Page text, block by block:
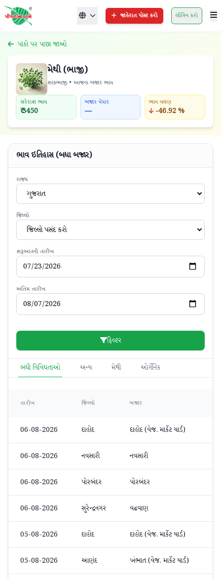
જાહેરાત પોસ્ટ કરો લૉગિન કરો
પાકો પર પાછા જાઓ
મેથી (ભાજી)
શાકભાજી • આજના બજાર ભાવ
સરેરાશ ભાવ
₹ 3450
બજાર વેપાર
—
ભાવ વલણ
-46.92 %
ભાવ ઇતિહાસ (બધા બજાર)
રાજ્ય
ગુજરાત
જિલ્લો
જિલ્લો પસંદ કરો
શરૂઆતની તારીખ
અંતિમ તારીખ
ફિલ્ટર
બધી વિવિધતાઓ અન્ય મેથી ઓર્ગેનિક
તારીખ જિલ્લો બજાર
06-08-2026 દાહોદ દાહોદ (વેજ. માર્કેટ યાર્ડ)
06-08-2026 નવસારી નવસારી
06-08-2026 પોરબંદર પોરબંદર
06-08-2026 સુરેન્દ્રનગર વઢવાણ
05-08-2026 દાહોદ દાહોદ (વેજ. માર્કેટ યાર્ડ)
05-08-2026 આણંદ ખંભાત (વેજ. માર્કેટ યાર્ડ)